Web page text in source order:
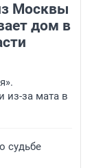
Москвы
дом в
из-за мата в
судьбе